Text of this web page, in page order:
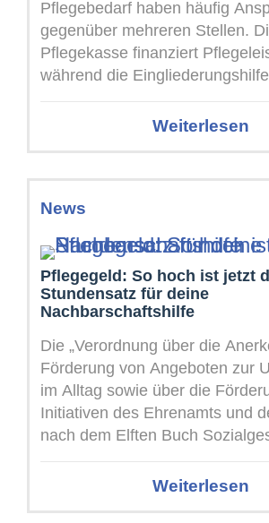
Pflegebedarf haben häufig
gegenüber mehreren Stellen.
Pflegekasse finanziert
während die
selbstbestimmte Teilhabe
Im Alltag lassen sich diese
Weiterlesen
News
Pflegegeld: So hoch ist jetzt
Stundensatz für deine
Nachbarschaftshilfe
Die „Verordnung über die
Förderung von Angeboten zur
im Alltag sowie über die
Initiativen des Ehrenamts und
nach dem Elften Buch
ermöglicht ...
Weiterlesen